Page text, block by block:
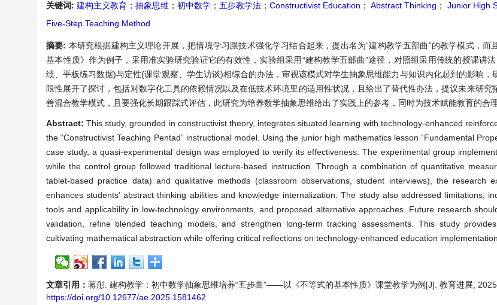
关键词: 建构主义教育 ； 抽象思维 ； 初中数学 ； 五步教学法 ； Constructivist Education ； Abstract Thinking ； Junior High
Five-Step Teaching Method
摘要: 本研究根据建构主义理论开展，把情境学习跟技术强化学习结合起来，提出名为“建构教学五部曲”的教学模式，而
基本性质》作为例子，采用准实验研究验证它的有效性，实验组采用“建构教学五部曲”途径，对照组采用传统的授课讲
绩、平板练习数据)与定性(课堂观察、学生访谈)相综合的办法，审视该模式对学生抽象思维能力与知识内化起到的影响，
限性展开了探讨，包括对数字化工具的依赖情况以及在低技术环境里的适用性状况，且给出了替代性办法，提议未来研究
善混合教学模式，且要强化长期跟踪式评估，此研究为培养数学抽象思维给出了实践上的参考，同时为技术赋能教育的合
Abstract:This study, grounded in constructivist theory, integrates situated learning with technology-enhanced
the “Constructivist Teaching Pentad” instructional model. Using the junior high mathematics lesson “Fundamental
case study, a quasi-experimental design was employed to verify its effectiveness. The experimental group
while the control group followed traditional lecture-based instruction. Through a combination of quantitative
tablet-based practice data) and qualitative methods (classroom observations, student interviews), the research
enhances students’ abstract thinking abilities and knowledge internalization. The study also addressed limitations,
tools and applicability in low-technology environments, and proposed alternative approaches. Future research
validation, refine blended teaching models, and strengthen long-term tracking assessments. This study
cultivating mathematical abstraction while offering critical reflections on technology-enhanced education implementation.
文章引用： 蒋彤. 建构教学：初中数学抽象思维培养“五步曲”——以《不等式的基本性质》课堂教学为例[J]. 教育进展,
https://doi.org/10.12677/ae.2025.1581462